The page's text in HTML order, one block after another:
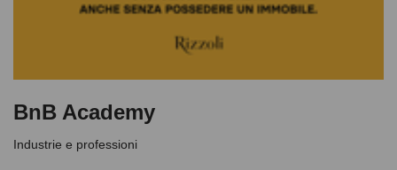
BnB Academy
Industrie e professioni